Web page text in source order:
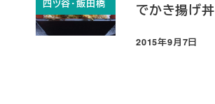
四ツ谷・飯田橋
でかき揚げ丼
投稿日
2015年9月7日